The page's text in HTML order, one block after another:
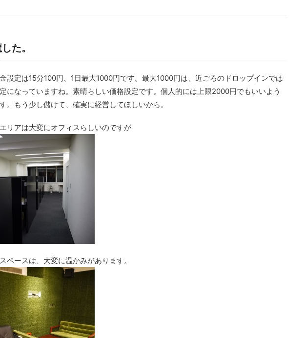
た。
設定は15分100円、1日最大1000円です。最大1000円は、近ごろのドロップインでは
になっていますね。素晴らしい価格設定です。個人的には上限2000円でもいいよう
。もう少し儲けて、確実に経営してほしいから。
リアは大変にオフィスらしいのですが
ペースは、大変に温かみがあります。